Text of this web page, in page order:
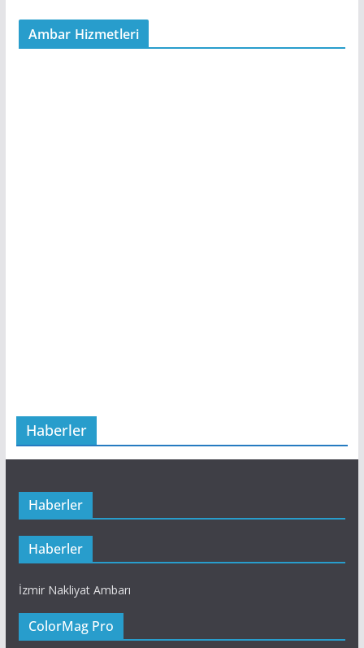
Ambar Hizmetleri
Haberler
Haberler
Haberler
İzmir Nakliyat Ambarı
ColorMag Pro